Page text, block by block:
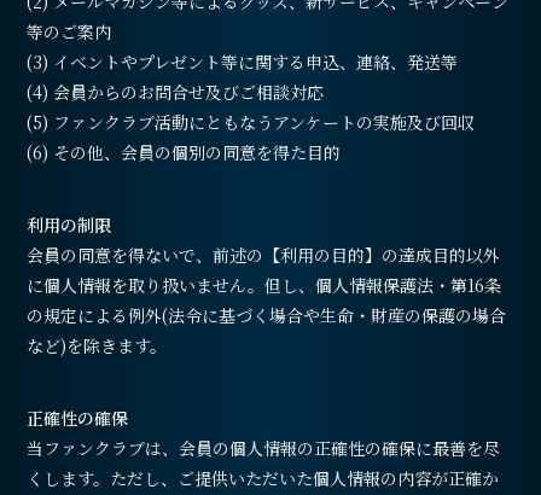
等のご案内
(3) イベントやプレゼント等に関する申込、連絡、発送等
(4) 会員からのお問合せ及びご相談対応
(5) ファンクラブ活動にともなうアンケートの実施及び回収
(6) その他、会員の個別の同意を得た目的
利用の制限
会員の同意を得ないで、前述の【利用の目的】の達成目的以外
に個人情報を取り扱いません。但し、個人情報保護法・第16条
の規定による例外(法令に基づく場合や生命・財産の保護の場合
など)を除きます。
正確性の確保
当ファンクラブは、会員の個人情報の正確性の確保に最善を尽
くします。ただし、ご提供いただいた個人情報の内容が正確か